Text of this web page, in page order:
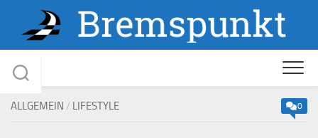
content
ALLGEMEIN / LIFESTYLE 0